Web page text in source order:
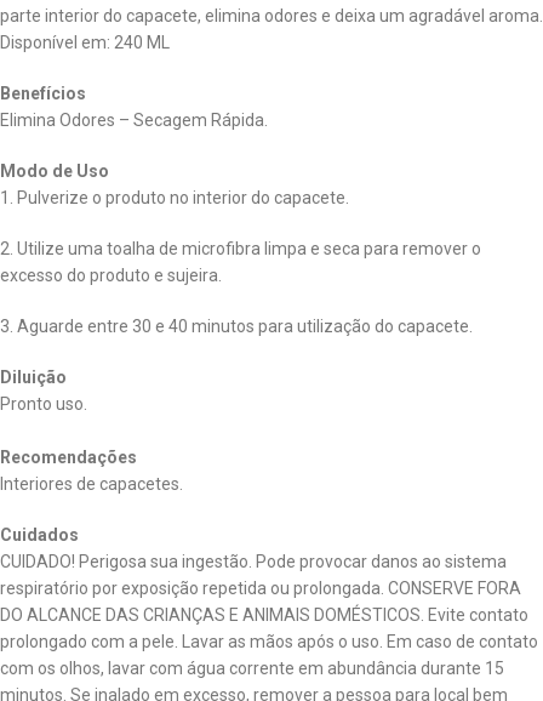
parte interior do capacete, elimina odores e deixa um agradável aroma.
Disponível em: 240 ML
Benefícios
Elimina Odores – Secagem Rápida.
Modo de Uso
1. Pulverize o produto no interior do capacete.
2. Utilize uma toalha de microfibra limpa e seca para remover o
excesso do produto e sujeira.
3. Aguarde entre 30 e 40 minutos para utilização do capacete.
Diluição
Pronto uso.
Recomendações
Interiores de capacetes.
Cuidados
CUIDADO! Perigosa sua ingestão. Pode provocar danos ao sistema
respiratório por exposição repetida ou prolongada. CONSERVE FORA
DO ALCANCE DAS CRIANÇAS E ANIMAIS DOMÉSTICOS. Evite contato
prolongado com a pele. Lavar as mãos após o uso. Em caso de contato
com os olhos, lavar com água corrente em abundância durante 15
minutos. Se inalado em excesso, remover a pessoa para local bem